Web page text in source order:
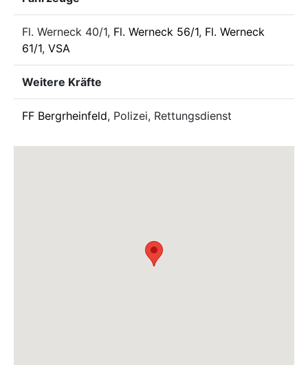
Fl. Werneck 40/1, Fl. Werneck 56/1, Fl. Werneck
61/1, VSA
Weitere Kräfte
FF Bergrheinfeld, Polizei, Rettungsdienst